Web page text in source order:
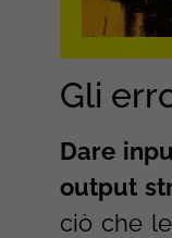
Gli
Dare
output
ciò che